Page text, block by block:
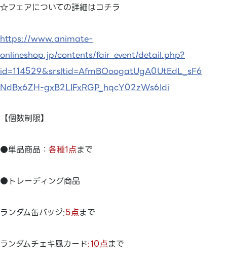
☆フェアについての詳細はコチラ
https://www.animate-
onlineshop.jp/contents/fair_event/detail.php?
id=114529&srsltid=AfmBOoogatUgA0UtEdL_sF6
NdBx6ZH-gxB2LIFxRGP_hqcY02zWs6Idi
【個数制限】
●単品商品： 各種1点まで
●トレーディング商品
ランダム缶バッジ:5点まで
ランダムチェキ風カード:10点まで